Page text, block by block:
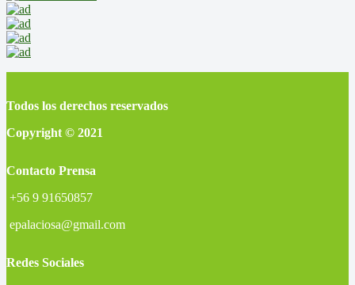
Todos los derechos reservados
Copyright © 2021
Contacto Prensa
+56 9 91650857
epalaciosa@gmail.com
Redes Sociales